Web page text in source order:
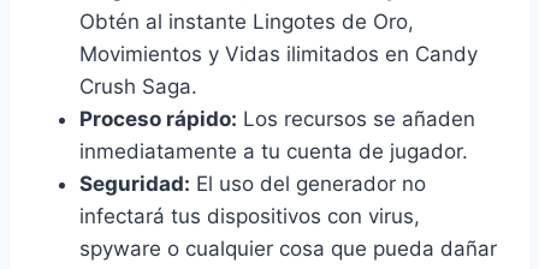
Obtén al instante Lingotes de Oro,
Movimientos y Vidas ilimitados en Candy
Crush Saga.
Proceso rápido: Los recursos se añaden
inmediatamente a tu cuenta de jugador.
Seguridad: El uso del generador no
infectará tus dispositivos con virus,
spyware o cualquier cosa que pueda dañar